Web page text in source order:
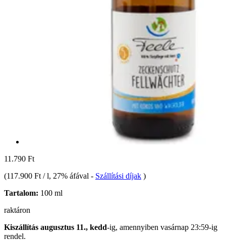
11.790 Ft
(117.900 Ft / l, 27% áfával - Szállítási díjak )
Tartalom: 100 ml
raktáron
Kiszállítás augusztus 11., kedd-ig, amennyiben vasárnap 23:59-ig
rendel.